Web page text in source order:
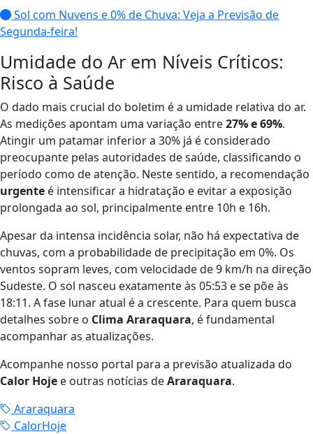
Sol com Nuvens e 0% de Chuva: Veja a Previsão de
Segunda-feira!
Umidade do Ar em Níveis Críticos:
Risco à Saúde
O dado mais crucial do boletim é a umidade relativa do ar.
As medições apontam uma variação entre27% e 69%.
Atingir um patamar inferior a 30% já é considerado
preocupante pelas autoridades de saúde, classificando o
período como de atenção. Neste sentido, a recomendação
urgente é intensificar a hidratação e evitar a exposição
prolongada ao sol, principalmente entre 10h e 16h.
Apesar da intensa incidência solar, não há expectativa de
chuvas, com a probabilidade de precipitação em 0%. Os
ventos sopram leves, com velocidade de 9 km/h na direção
Sudeste. O sol nasceu exatamente às 05:53 e se põe às
18:11. A fase lunar atual é a crescente. Para quem busca
detalhes sobre o Clima Araraquara, é fundamental
acompanhar as atualizações.
Acompanhe nosso portal para a previsão atualizada do
Calor Hoje e outras notícias deAraraquara.
Araraquara
CalorHoje